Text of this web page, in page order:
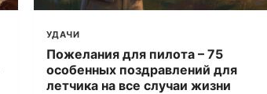
УДАЧИ
Пожелания для пилота – 75
особенных поздравлений для
летчика на все случаи жизни